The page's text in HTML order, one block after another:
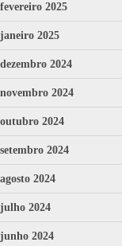
fevereiro 2025
janeiro 2025
dezembro 2024
novembro 2024
outubro 2024
setembro 2024
agosto 2024
julho 2024
junho 2024